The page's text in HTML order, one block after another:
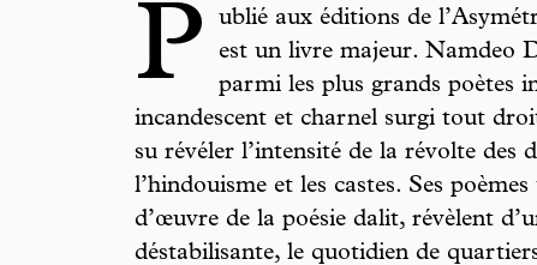
P ublié aux éditions de
est un livre majeur. Namdeo
parmi les plus grands poètes
incandescent et charnel surgi tout
su révéler l’intensité de la révolte des
l’hindouisme et les castes. Ses
d’œuvre de la poésie dalit, révèlent
déstabilisante, le quotidien de